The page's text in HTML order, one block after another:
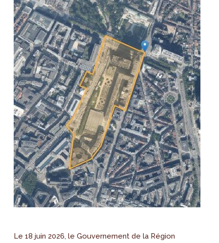
Le 18 juin 2026, le Gouvernement de la Région